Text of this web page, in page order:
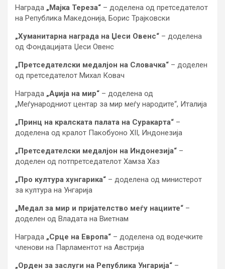
Награда „Мајка Тереза“ – доделена од претседателот
на Република Македонија, Борис Трајковски
„Хуманитарна награда на Џеси Овенс“ – доделена
од Фондацијата Џеси Овенс
„Претседателски медалјон на Словачка“ – доделен
од претседателот Михал Ковач
Награда „Аџија на мир“ – доделена од
„Меѓународниот центар за мир меѓу народите“, Италија
„Принц на кралската палата на Суракарта“ –
доделена од кралот Пакобуоно XII, Индонезија
„Претседателски медалјон на Индонезија“ –
доделен од потпретседателот Хамза Хаз
„Про култура хунгарика“ – доделена од министерот
за култура на Унгарија
„Медал за мир и пријателство меѓу нациите“ –
доделен од Владата на Виетнам
Награда „Срце на Европа“ – доделена од водечките
членови на Парламентот на Австрија
„Орден за заслуги на Република Унгарија“ –